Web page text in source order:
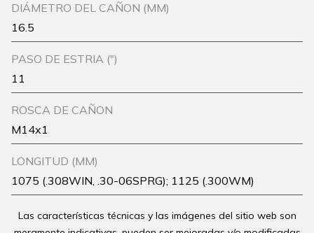
DIÁMETRO DEL CAÑON (MM)
16.5
PASO DE ESTRIA (")
11
ROSCA DE CAÑON
M14x1
LONGITUD (MM)
1075 (.308WIN, .30-06SPRG); 1125 (.300WM)
Las características técnicas y las imágenes del sitio web son